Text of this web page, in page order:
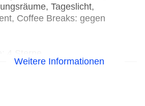
Tageslicht,
Coffee Breaks: gegen
Weitere Informationen